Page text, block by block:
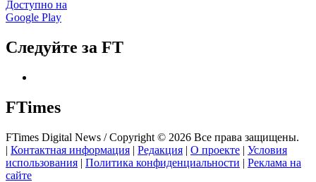
Доступно на
Google Play
Следуйте за FT
FTimes
FTimes Digital News / Copyright © 2026 Все права защищены.
| Контактная информация | Редакция | О проекте | Условия
использования | Политика конфиденциальности | Реклама на
сайте